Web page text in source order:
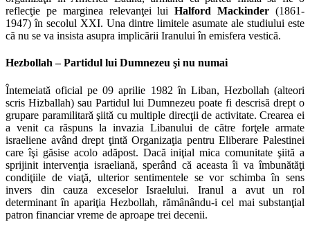
reflecţie pe marginea relevanţei luiHalford Mackinder (1861-
1947) în secolul XXI. Una dintre limitele asumate ale studiului este
că nu se va insista asupra implicării Iranului în emisfera vestică.
Hezbollah – Partidul lui Dumnezeu şi nu numai
Întemeiată oficial pe 09 aprilie 1982 în Liban, Hezbollah (alteori
scris Hizballah) sau Partidul lui Dumnezeu poate fi descrisă drept o
grupare paramilitară şiită cu multiple direcţii de activitate. Crearea ei
a venit ca răspuns la invazia Libanului de către forţele armate
israeliene având drept ţintă Organizaţia pentru Eliberare Palestinei
care îşi găsise acolo adăpost. Dacă iniţial mica comunitate şiită a
sprijinit intervenţia israeliană, sperând că aceasta îi va îmbunătăţi
condiţiile de viaţă, ulterior sentimentele se vor schimba în sens
invers din cauza exceselor Israelului. Iranul a avut un rol
determinant în apariţia Hezbollah, rămânându-i cel mai substanţial
patron financiar vreme de aproape trei decenii.